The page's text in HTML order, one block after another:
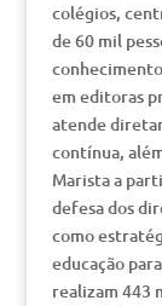
colégios,
de 60 mil
em editoras
atende
contínua,
Marista a
defesa dos
como
educação
realizam 443